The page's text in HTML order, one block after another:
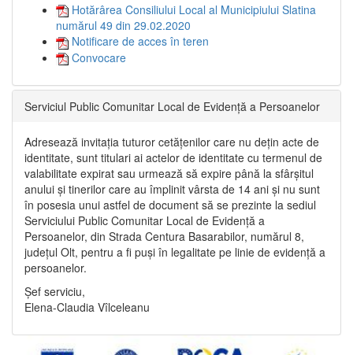
Hotărârea Consiliului Local al Municipiului Slatina
numărul 49 din 29.02.2020
Notificare de acces în teren
Convocare
Serviciul Public Comunitar Local de Evidență a Persoanelor
Adresează invitația tuturor cetățenilor care nu dețin acte de
identitate, sunt titulari ai actelor de identitate cu termenul de
valabilitate expirat sau urmează să expire până la sfârșitul
anului și tinerilor care au împlinit vârsta de 14 ani și nu sunt
în posesia unui astfel de document să se prezinte la sediul
Serviciului Public Comunitar Local de Evidență a
Persoanelor, din Strada Centura Basarabilor, numărul 8,
județul Olt, pentru a fi puși în legalitate pe linie de evidență a
persoanelor.
Șef serviciu,
Elena-Claudia Vîlceleanu